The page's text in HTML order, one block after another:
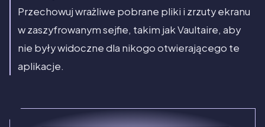
Przechowuj wrażliwe pobrane pliki i zrzuty ekranu
w zaszyfrowanym sejfie, takim jak Vaultaire, aby
nie były widoczne dla nikogo otwierającego te
aplikacje.